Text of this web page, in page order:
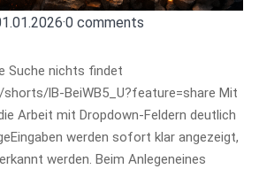
·0 comments
Suche nichts findet
lB-BeiWB5_U?feature=share Mit
Arbeit mit Dropdown-Feldern deutlich
werden sofort klar angezeigt,
werden. Beim Anlegeneines